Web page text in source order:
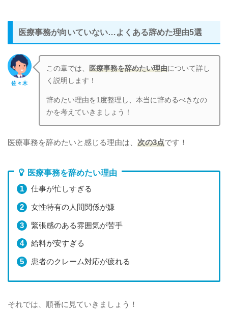
医療事務が向いていない…よくある辞めた理由5選
佐々木
この章では、医療事務を辞めたい理由について詳し
く説明します！
辞めたい理由を1度整理し、本当に辞めるべきなの
かを考えていきましょう！
医療事務を辞めたいと感じる理由は、 次の3点です！
医療事務を辞めたい理由
仕事が忙しすぎる
女性特有の人間関係が嫌
緊張感のある雰囲気が苦手
給料が安すぎる
患者のクレーム対応が疲れる
それでは、順番に見ていきましょう！